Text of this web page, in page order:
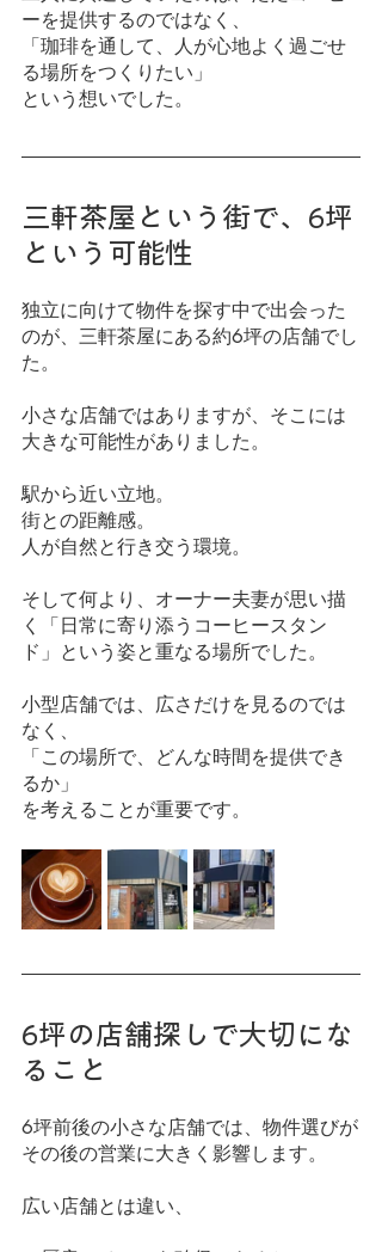
ーを提供するのではなく、
「珈琲を通して、人が心地よく過ごせ
る場所をつくりたい」
という想いでした。
三軒茶屋という街で、6坪
という可能性
独立に向けて物件を探す中で出会った
のが、三軒茶屋にある約6坪の店舗でし
た。
小さな店舗ではありますが、そこには
大きな可能性がありました。
駅から近い立地。
街との距離感。
人が自然と行き交う環境。
そして何より、オーナー夫妻が思い描
く「日常に寄り添うコーヒースタン
ド」という姿と重なる場所でした。
小型店舗では、広さだけを見るのでは
なく、
「この場所で、どんな時間を提供でき
るか」
を考えることが重要です。
6坪の店舗探しで大切にな
ること
6坪前後の小さな店舗では、物件選びが
その後の営業に大きく影響します。
広い店舗とは違い、